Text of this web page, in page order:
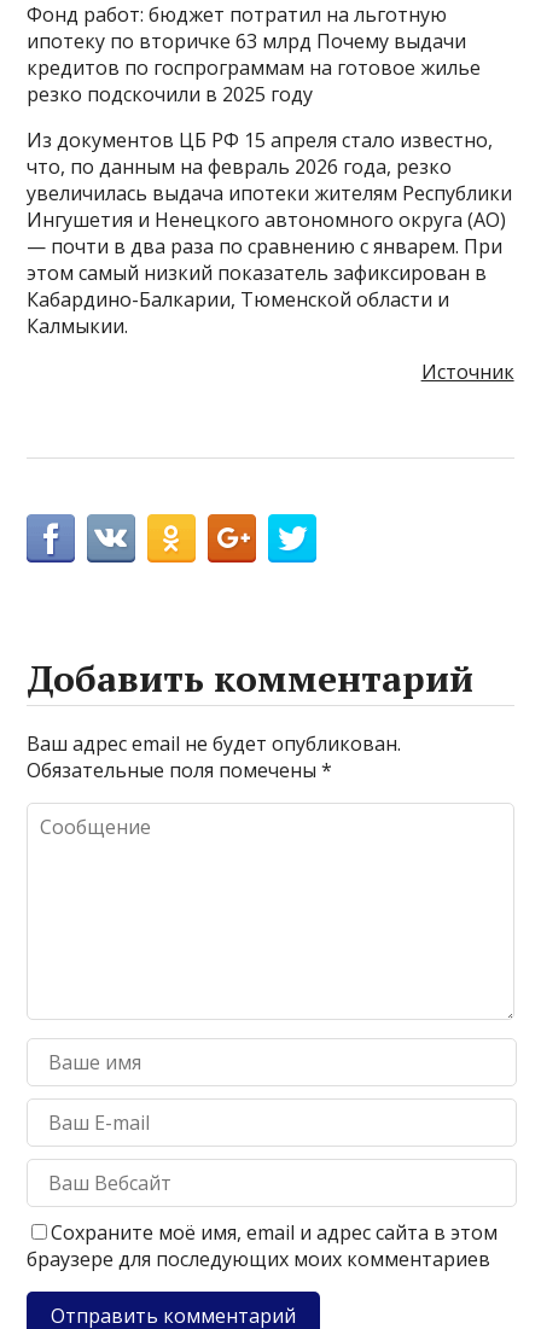
Фонд работ: бюджет потратил на льготную
ипотеку по вторичке 63 млрд Почему выдачи
кредитов по госпрограммам на готовое жилье
резко подскочили в 2025 году
Из документов ЦБ РФ 15 апреля стало известно,
что, по данным на февраль 2026 года, резко
увеличилась выдача ипотеки жителям Республики
Ингушетия и Ненецкого автономного округа (АО)
— почти в два раза по сравнению с январем. При
этом самый низкий показатель зафиксирован в
Кабардино-Балкарии, Тюменской области и
Калмыкии.
Источник
Добавить комментарий
Ваш адрес email не будет опубликован.
Обязательные поля помечены*
Сохраните моё имя, email и адрес сайта в этом
браузере для последующих моих комментариев